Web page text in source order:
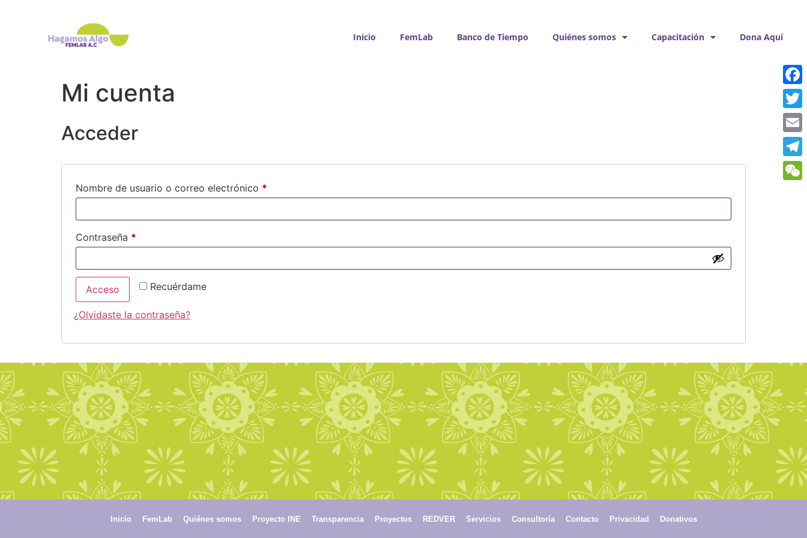
Inicio FemLab Banco de Tiempo Quiénes somos Capacitación Dona Aquí
Mi cuenta
Acceder
Nombre de usuario o correo electrónico *
Contraseña *
Recuérdame
Acceso
¿Olvidaste la contraseña?
Inicio FemLab Quiénes somos Proyecto INE Transparencia Proyectos REDVER Servicios Consultoría Contacto Privacidad Donativos
Email